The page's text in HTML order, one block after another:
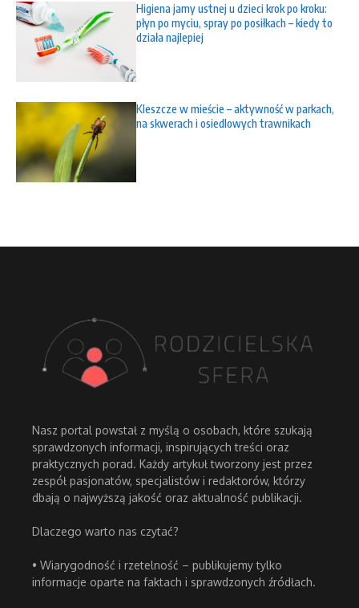
Higiena jamy ustnej u dzieci krok po kroku:
płyn po myciu, spray po posiłkach – kiedy to
działa najlepiej
Kleszcze w mieście – aktywność w parkach,
na skwerach i osiedlowych trawnikach
Nasz portal powstał z myślą o osobach, które szukają
sprawdzonych informacji, inspirujących treści oraz
praktycznych porad. Każdy artykuł tworzony jest przez
zespół pasjonatów, specjalistów i redaktorów, którzy
dbają o najwyższą jakość oraz aktualność publikacji.
Dlaczego warto nas czytać?
• Wiarygodność i rzetelność – publikujemy tylko
informacje oparte na faktach i sprawdzonych źródłach.